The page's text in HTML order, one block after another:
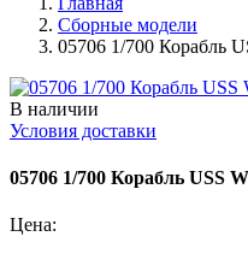
Сборные модели
05706 1/700 Корабль
В наличии
Условия доставки
05706 1/700 Корабль USS
Цена: